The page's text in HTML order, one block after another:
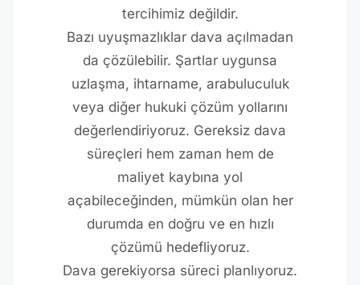
tercihimiz değildir.
Bazı uyuşmazlıklar dava açılmadan
da çözülebilir. Şartlar uygunsa
uzlaşma, ihtarname, arabuluculuk
veya diğer hukuki çözüm yollarını
değerlendiriyoruz. Gereksiz dava
süreçleri hem zaman hem de
maliyet kaybına yol
açabileceğinden, mümkün olan her
durumda en doğru ve en hızlı
çözümü hedefliyoruz.
Dava gerekiyorsa süreci planlıyoruz.